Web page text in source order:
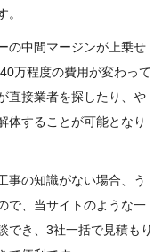
の中間マージンが上乗せ
万程度の費用が変わって
直接業者を探したり、や
体することが可能となり
事の知識がない場合、う
で、当サイトのような一
でき、3社一括で見積もり